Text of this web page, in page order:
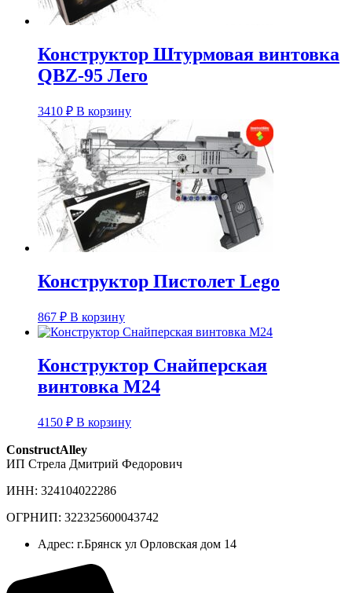
Конструктор Штурмовая винтовка
QBZ-95 Лего
3410 ₽ В корзину
Конструктор Пистолет Lego
867 ₽ В корзину
Конструктор Снайперская
винтовка M24
4150 ₽ В корзину
ConstructAlley
ИП Стрела Дмитрий Федорович
ИНН: 324104022286
ОГРНИП: 322325600043742
Адрес: г.Брянск ул Орловская дом 14